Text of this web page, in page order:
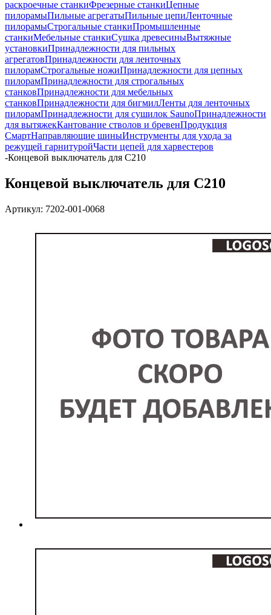
раскроечные станкиФрезерные станкиЦепные
пилорамыПильные агрегатыПильные цепиЛенточные
пилорамыСтрогальные станкиПромышленные
станкиМебельные станкиСушка древесиныВытяжные
установкиПринадлежности для пильных
агрегатовПринадлежности для ленточных
пилорамСтрогальные ножиПринадлежности для цепных
пилорамПринадлежности для строгальных
станковПринадлежности для мебельных
станковПринадлежности для бигмилЛенты для ленточных
пилорамПринадлежности для сушилок SaunoПринадлежности
для вытяжекКантование стволов и бревенПродукция
СмартНаправляющие шиныИнструменты для ухода за
режущей гарнитуройЧасти цепей для харвестеров
-Концевой выключатель для C210
Концевой выключатель для C210
Артикул: 7202-001-0068